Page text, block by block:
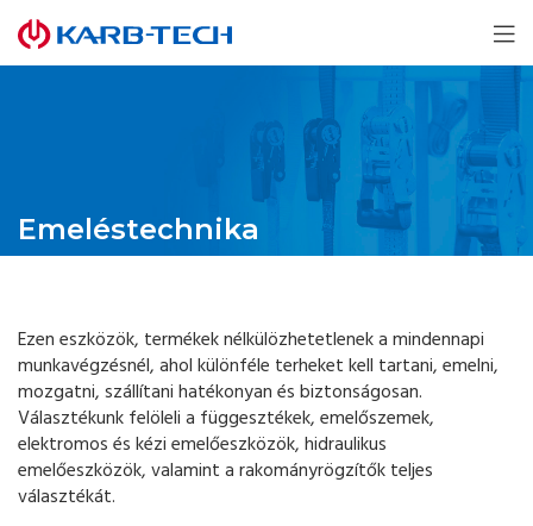
Emeléstechnika
Ezen eszközök, termékek nélkülözhetetlenek a mindennapi
munkavégzésnél, ahol különféle terheket kell tartani, emelni,
mozgatni, szállítani hatékonyan és biztonságosan.
Választékunk felöleli a függesztékek, emelőszemek,
elektromos és kézi emelőeszközök, hidraulikus
emelőeszközök, valamint a rakományrögzítők teljes
választékát.